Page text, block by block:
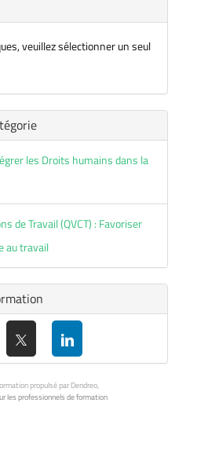
veuillez sélectionner un seul
les Droits humains dans la
de Travail (QVCT) : Favoriser
au travail
propulsé par Dendreo,
les professionnels de formation